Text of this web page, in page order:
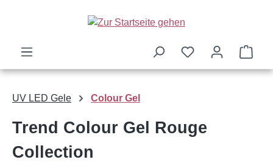
Zum Hauptinhalt springen
UV LED Gele Colour Gel
Trend Colour Gel Rouge
Collection